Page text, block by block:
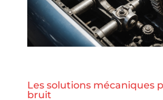
Les solutions mécaniques
bruit